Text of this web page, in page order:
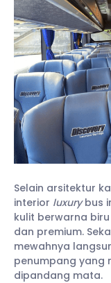
Selain arsitektur
interior luxurybus
kulit berwarna
dan premium.
mewahnya
penumpang yang
dipandang mata.